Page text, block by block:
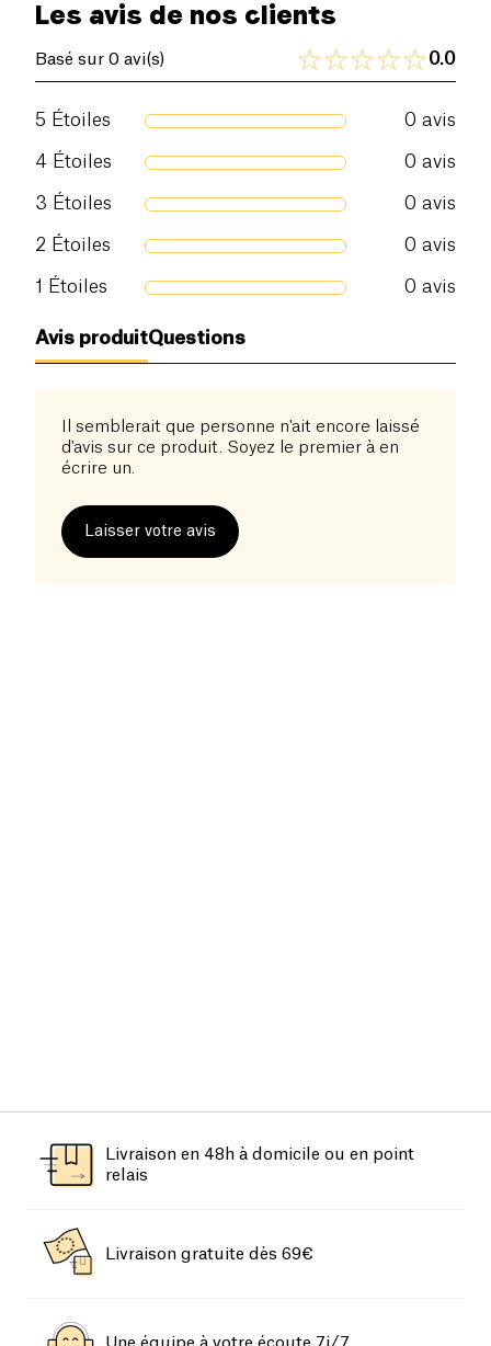
Envie d'un café infusé à froid qualité barista et se
faire plaisir ? Besoin de concentration au travail ou
pendant les études ? D’un coup de boost avant le
0 g
Sel (g) 0 g
Les avis de nos clients
Basé sur 0 avi(s) 0.0
5 Étoiles 0 avis
4 Étoiles 0 avis
3 Étoiles 0 avis
2 Étoiles 0 avis
1 Étoiles 0 avis
Avis produitQuestions
Il semblerait que personne n'ait encore laissé
d'avis sur ce produit. Soyez le premier à en
écrire un.
Laisser votre avis
Livraison en 48h à domicile ou en point
relais
Livraison gratuite dès 69€